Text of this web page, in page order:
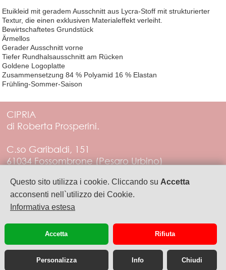
Questo sito utilizza i cookie. Cliccando su Accetta
acconsenti nell`utilizzo dei Cookie.
Informativa estesa
Accetta Rifiuta
Personalizza Info Chiudi
Etuikleid mit geradem Ausschnitt aus Lycra-Stoff mit strukturierter
Textur, die einen exklusiven Materialeffekt verleiht.
Bewirtschaftetes Grundstück
Ärmellos
Gerader Ausschnitt vorne
Tiefer Rundhalsausschnitt am Rücken
Goldene Logoplatte
Zusammensetzung 84 % Polyamid 16 % Elastan
Frühling-Sommer-Saison
CIPRIA
di Roberta Prosperini.
C.so Garibaldi, 151
61034 Fossombrone (Pesaro Urbino)
PIVA 01383560412